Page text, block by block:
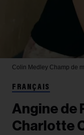
Colin Medley Champ de
FRANÇAIS
Angine de
Charlotte